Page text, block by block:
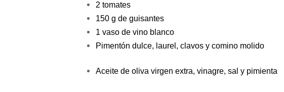
2 tomates
150 g de guisantes
1 vaso de vino blanco
Pimentón dulce, laurel, clavos y comino molido
Aceite de oliva virgen extra, vinagre, sal y pimienta